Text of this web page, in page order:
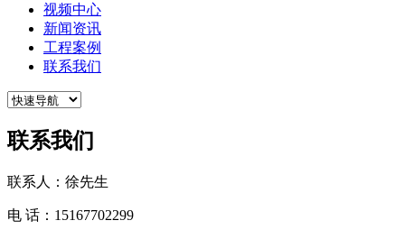
视频中心
新闻资讯
工程案例
联系我们
联系我们
联系人：徐先生
电 话：15167702299